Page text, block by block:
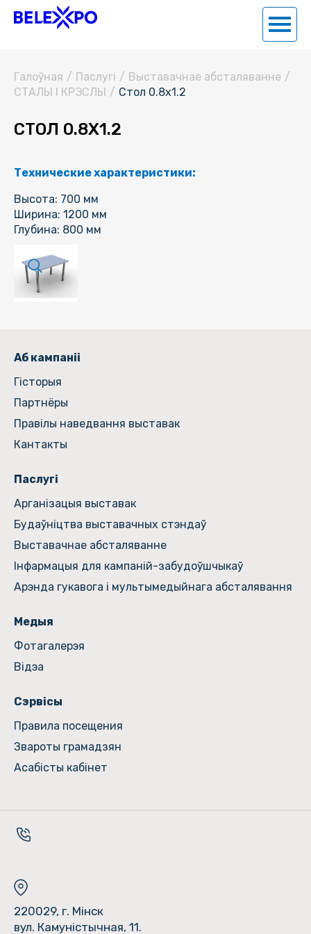
Галоўная / Паслугi / Выставачнае абсталяванне /
СТАЛЫ І КРЭСЛЫ / Стол 0.8х1.2
СТОЛ 0.8Х1.2
Технические характеристики:
Высота: 700 мм
Ширина: 1200 мм
Глубина: 800 мм
Аб кампаніі
Гiсторыя
Партнёры
Правілы наведвання выставак
Кантакты
Паслугі
Арганізацыя выставак
Будаўніцтва выставачных стэндаў
Выставачнае абсталяванне
Інфармацыя для кампаній-забудоўшчыкаў
Арэнда гукавога і мультымедыйнага абсталявання
Медыя
Фотагалерэя
Відэа
Сэрвісы
Правила посещения
Звароты грамадзян
Асабісты кабінет
220029, г. Мінск
вул. Камуністычная, 11.